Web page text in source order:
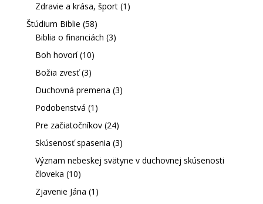
Zdravie a krása, šport(1)
Štúdium Biblie (58)
Biblia o financiách (3)
Boh hovorí(10)
Božia zvesť(3)
Duchovná premena (3)
Podobenstvá (1)
Pre začiatočníkov(24)
Skúsenosť spasenia (3)
Význam nebeskej svätyne v duchovnej skúsenosti
človeka (10)
Zjavenie Jána (1)